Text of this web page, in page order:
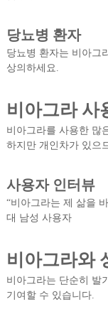
당뇨병 환자
당뇨병 환자는 비아그
상의하세요.
비아그라 사
비아그라를 사용한 많
하지만 개인차가 있으
사용자 인터뷰
“비아그라는 제 삶을
대 남성 사용자
비아그라와
비아그라는 단순히 발
기여할 수 있습니다.